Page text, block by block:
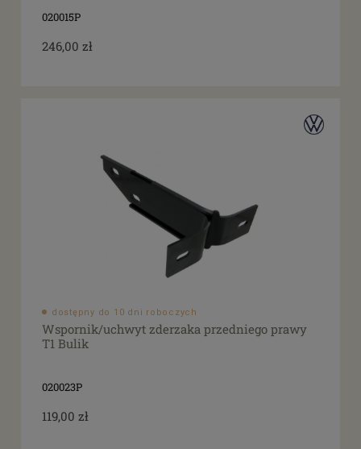
020015P
246,00 zł
dostępny do 10 dni roboczych
Wspornik/uchwyt zderzaka przedniego prawy
T1 Bulik
020023P
119,00 zł